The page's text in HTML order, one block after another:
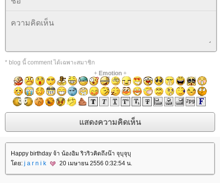
* blog นี้ comment ได้เฉพาะสมาชิก
+ Emotion+
Happy birthday จ้า น้องอิม ริวริวคิดถึงน๊า จุบุจุบุ
ดย: j a r n i k 20 เมษายน 2556 0:32:54 น.